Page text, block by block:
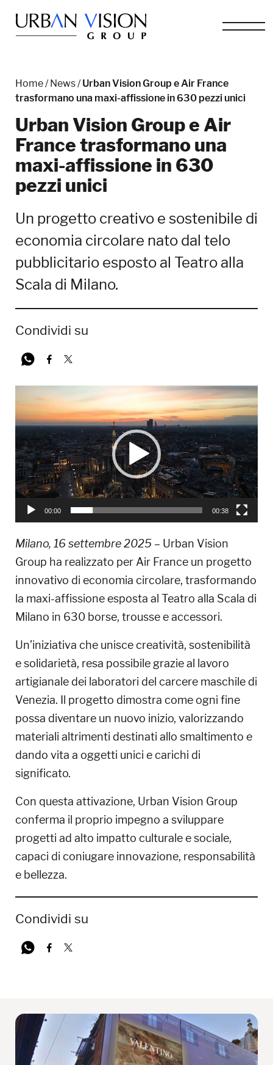
Home/News/Urban Vision Group e Air France
trasformano una maxi-affissione in 630 pezzi unici
Urban Vision Group e Air
France trasformano una
maxi-affissione in 630
pezzi unici
Un progetto creativo e sostenibile di
economia circolare nato dal telo
pubblicitario esposto al Teatro alla
Scala di Milano.
Condividi su
Video
Player
00:00 00:38
Milano, 16 settembre 2025 – Urban Vision
Group ha realizzato per Air France un progetto
innovativo di economia circolare, trasformando
la maxi-affissione esposta al Teatro alla Scala di
Milano in 630 borse, trousse e accessori.
Un’iniziativa che unisce creatività, sostenibilità
e solidarietà, resa possibile grazie al lavoro
artigianale dei laboratori del carcere maschile di
Venezia. Il progetto dimostra come ogni fine
possa diventare un nuovo inizio, valorizzando
materiali altrimenti destinati allo smaltimento e
dando vita a oggetti unici e carichi di
significato.
Con questa attivazione, Urban Vision Group
conferma il proprio impegno a sviluppare
progetti ad alto impatto culturale e sociale,
capaci di coniugare innovazione, responsabilità
e bellezza.
Condividi su